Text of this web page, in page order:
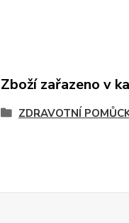
Zboží zařazeno v
ZDRAVOTNÍ